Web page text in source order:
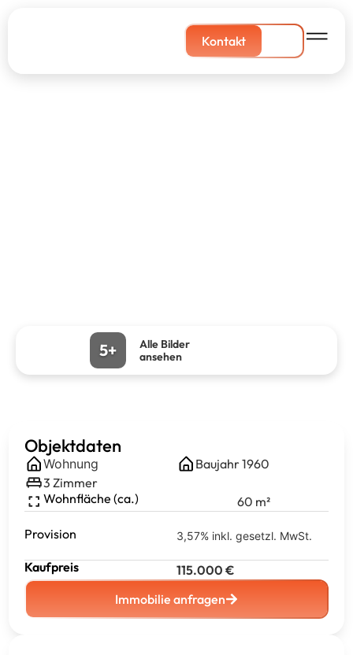
Kontakt
5+
Alle Bilder
ansehen
Objektdaten
Wohnung Baujahr1960
3 Zimmer
Wohnfläche (ca.)
60 m²
Provision 3,57% inkl. gesetzl. MwSt.
Kaufpreis 115.000 €
Immobilie anfragen